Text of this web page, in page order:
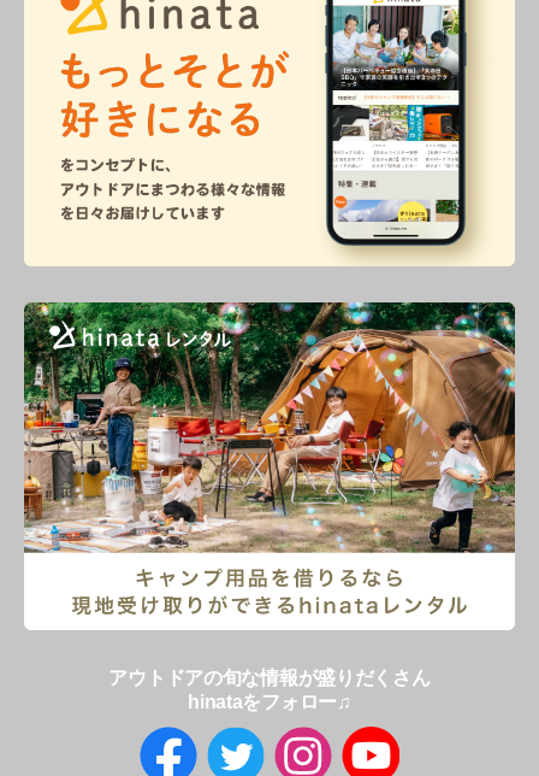
アウトドアの旬な情報が盛りだくさん
hinataをフォロー♫